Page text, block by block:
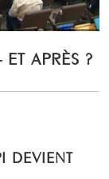
APRÈS ?
DEVIENT